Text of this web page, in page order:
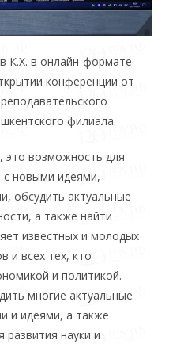
К.Х. в онлайн-формате
конференции от
филиала.
это возможность для
с новыми идеями,
обсудить актуальные
а также найти
известных и молодых
и всех тех, кто
и политикой.
многие актуальные
и идеями, а также
науки и